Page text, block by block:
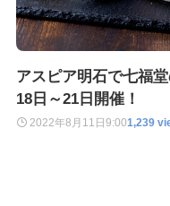
アスピア明石で七福
18日～21日開催！
2022年8月11日9:001,239